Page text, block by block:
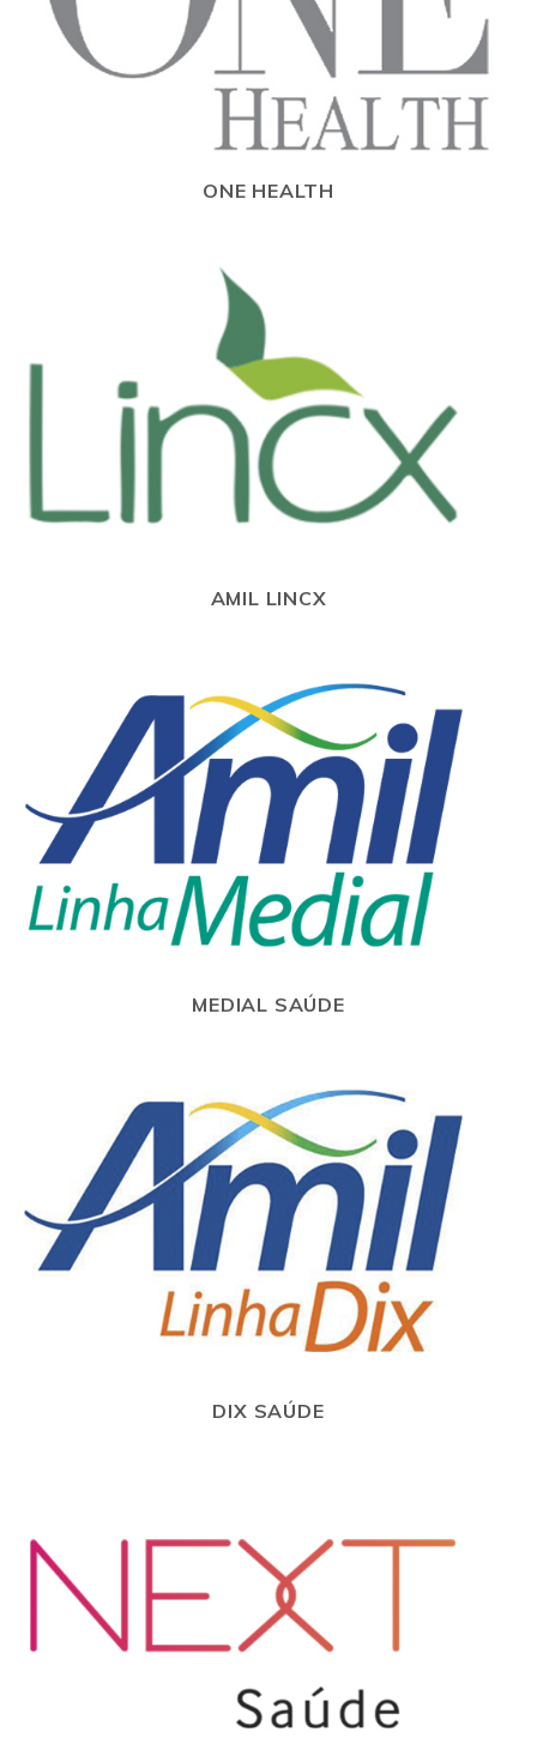
ONE HEALTH
AMIL LINCX
MEDIAL SAÚDE
DIX SAÚDE